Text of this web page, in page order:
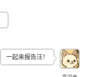
一起来报告汪！